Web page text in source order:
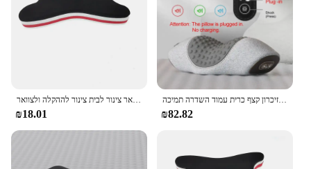
כרית המתיחה צוואר חם צוואר נמתח ומכשיר אורתופדי למכשירי צוואר צינור לבית צינור לההקלה ולצוואר
₪18.01
חשמלי לעיסוי צוואר הרחם כרית חמה לדחוס רטט עיסוי צוואר מתיחה להירגע שינה זיכרון קצף כרית עמוד השדרה תמיכה
₪82.82